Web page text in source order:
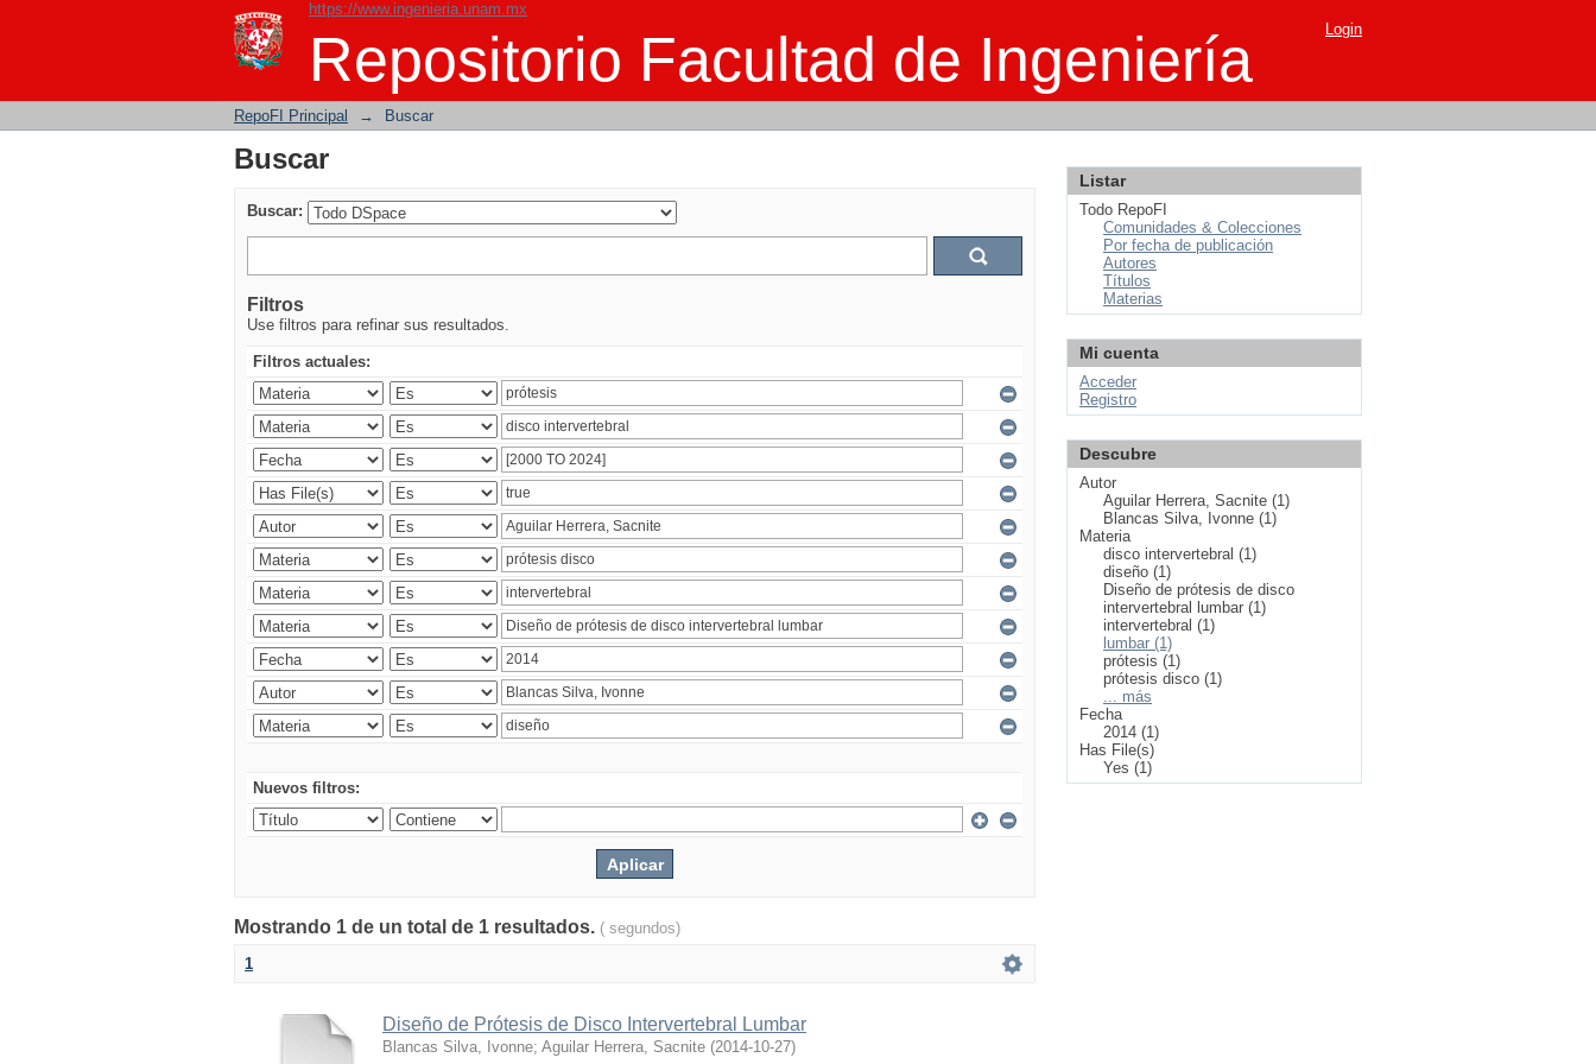
https://www.ingenieria.unam.mx
Repositorio Facultad de Ingeniería
Buscar Login
RepoFI Principal → Buscar
Buscar
Buscar:
Filtros
Use filtros para refinar sus resultados.
Filtros actuales:
Nuevos filtros:
Mostrando 1 de un total de 1 resultados. ( segundos)
1
Diseño de Prótesis de Disco Intervertebral Lumbar
Blancas Silva, Ivonne; Aguilar Herrera, Sacnite (2014-10-27)
Listar
Todo RepoFI
Comunidades & Colecciones
Por fecha de publicación
Autores
Títulos
Materias
Mi cuenta
Acceder
Registro
Descubre
Autor
Aguilar Herrera, Sacnite (1)
Blancas Silva, Ivonne (1)
Materia
disco intervertebral (1)
diseño (1)
Diseño de prótesis de disco
intervertebral lumbar (1)
intervertebral (1)
lumbar (1)
prótesis (1)
prótesis disco (1)
... más
Fecha
2014 (1)
Has File(s)
Yes (1)